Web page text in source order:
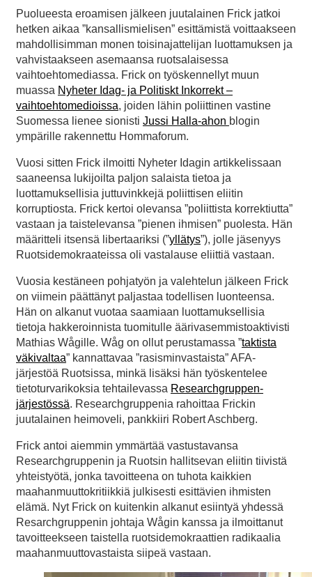
Puolueesta eroamisen jälkeen juutalainen Frick jatkoi
hetken aikaa ”kansallismielisen” esittämistä voittaakseen
mahdollisimman monen toisinajattelijan luottamuksen ja
vahvistaakseen asemaansa ruotsalaisessa
vaihtoehtomediassa. Frick on työskennellyt muun
muassa Nyheter Idag- ja Politiskt Inkorrekt –
vaihtoehtomedioissa, joiden lähin poliittinen vastine
Suomessa lienee sionisti Jussi Halla-ahon blogin
ympärille rakennettu Hommaforum.
Vuosi sitten Frick ilmoitti Nyheter Idagin artikkelissaan
saaneensa lukijoilta paljon salaista tietoa ja
luottamuksellisia juttuvinkkejä poliittisen eliitin
korruptiosta. Frick kertoi olevansa ”poliittista korrektiutta”
vastaan ja taistelevansa ”pienen ihmisen” puolesta. Hän
määritteli itsensä libertaariksi (”yllätys”), jolle jäsenyys
Ruotsidemokraateissa oli vastalause eliittiä vastaan.
Vuosia kestäneen pohjatyön ja valehtelun jälkeen Frick
on viimein päättänyt paljastaa todellisen luonteensa.
Hän on alkanut vuotaa saamiaan luottamuksellisia
tietoja hakkeroinnista tuomitulle äärivasemmistoaktivisti
Mathias Wågille. Wåg on ollut perustamassa ”taktista
väkivaltaa” kannattavaa ”rasisminvastaista” AFA-
järjestöä Ruotsissa, minkä lisäksi hän työskentelee
tietoturvarikoksia tehtailevassa Researchgruppen-
järjestössä. Researchgruppenia rahoittaa Frickin
juutalainen heimoveli, pankkiiri Robert Aschberg.
Frick antoi aiemmin ymmärtää vastustavansa
Researchgruppenin ja Ruotsin hallitsevan eliitin tiivistä
yhteistyötä, jonka tavoitteena on tuhota kaikkien
maahanmuuttokritiikkiä julkisesti esittävien ihmisten
elämä. Nyt Frick on kuitenkin alkanut esiintyä yhdessä
Resarchgruppenin johtaja Wågin kanssa ja ilmoittanut
tavoitteekseen taistella ruotsidemokraattien radikaalia
maahanmuuttovastaista siipeä vastaan.